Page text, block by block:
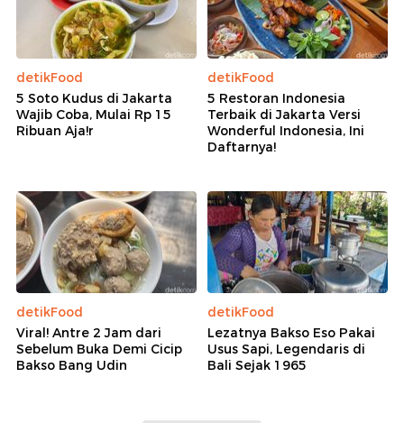
detikFood
5 Soto Kudus di Jakarta
Wajib Coba, Mulai Rp 15
Ribuan Aja!r
detikFood
5 Restoran Indonesia
Terbaik di Jakarta Versi
Wonderful Indonesia, Ini
Daftarnya!
detikFood
Viral! Antre 2 Jam dari
Sebelum Buka Demi Cicip
Bakso Bang Udin
detikFood
Lezatnya Bakso Eso Pakai
Usus Sapi, Legendaris di
Bali Sejak 1965